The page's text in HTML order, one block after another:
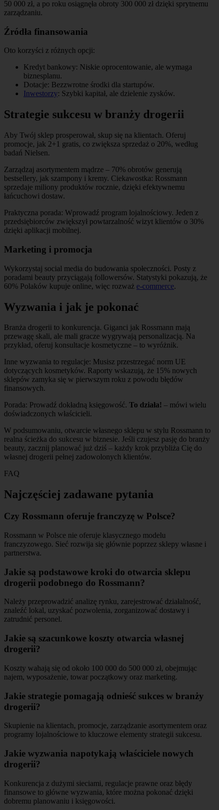
50 000 zł, a po roku osiągnęła obroty 300 000 zł dzięki sprytnemu
zarządzaniu.
Źródła finansowania
Oto korzyści z różnych opcji:
Kredyt bankowy: Niskie oprocentowanie, ale wymaga
biznesplanu.
Dotacje: Bezzwrotne środki dla startupów.
Inwestorzy: Szybki kapitał, ale dzielenie zysków.
Strategie sukcesu w branży drogerii
Aby Twój sklep prosperował, skup się na klientach. Oferuj
promocje, jak 2+1 gratis, co zwiększa sprzedaż o 20%, według
badań Nielsen.
Zarządzaj asortymentem mądrze – 70% obrotów generują
bestsellery, jak szampony i kremy. Ciekawostka: Rossmann
sprzedaje miliony produktów rocznie, dzięki efektywnemu
łańcuchowi dostaw.
Praktyczna porada: Wprowadź program lojalnościowy. Jeden z
przedsiębiorców zwiększył powtarzalność wizyt klientów o 30%
dzięki aplikacji mobilnej.
Marketing i promocja
Wykorzystaj social media do budowania społeczności. Posty z
poradami beauty przyciągają followersów. Statystyki pokazują, że
60% Polaków kupuje online, więc rozważ e-commerce.
Wyzwania i jak je pokonać
Branża drogerii to konkurencja. Giganci jak Rossmann mają
przewagę skali, ale mali gracze wygrywają personalizacją. Na
przykład, oferuj konsultacje kosmetyczne – to wyróżnik.
Inne wyzwania to regulacje: Musisz przestrzegać norm UE
dotyczących kosmetyków. Raporty wskazują, że 15% nowych
sklepów zamyka się w pierwszym roku z powodu błędów
finansowych.
Porada: Prowadź dokładną księgowość. To działa! – mówi wielu
doświadczonych właścicieli.
W podsumowaniu, otwarcie własnego sklepu w stylu Rossmann to
realna ścieżka do sukcesu w biznesie. Jeśli czujesz pasję do branży
beauty, zacznij planować już dziś – każdy krok przybliża Cię do
własnej drogerii pełnej zadowolonych klientów.
FAQ
Najczęściej zadawane pytania
Czy Rossmann oferuje franczyzę w Polsce?
Rossmann w Polsce nie oferuje klasycznego modelu
franczyzowego. Sieć rozwija się głównie poprzez sklepy własne i
partnerstwa.
Jakie są podstawowe kroki do otwarcia sklepu
drogerii podobnego do Rossmann?
Należy przeprowadzić analizę rynku, zarejestrować działalność,
znaleźć lokal, uzyskać pozwolenia, zorganizować dostawy i
zatrudnić personel.
Jakie są szacunkowe koszty otwarcia własnej
drogerii?
Koszty wahają się od około 100 000 do 500 000 zł, obejmując
najem, wyposażenie, towar początkowy oraz marketing.
Jakie strategie pomagają odnieść sukces w branży
drogerii?
Skupienie na klientach, promocje, zarządzanie asortymentem oraz
programy lojalnościowe to kluczowe elementy strategii sukcesu.
Jakie wyzwania napotykają właściciele nowych
drogerii?
Konkurencja z dużymi sieciami, regulacje prawne oraz błędy
finansowe to główne wyzwania, które można pokonać dzięki
dobremu planowaniu i księgowości.